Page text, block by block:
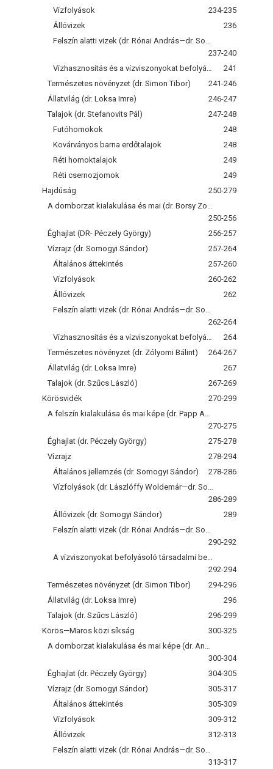
Vízfolyások
234-235
Állóvizek
236
237-240
241
Természetes növényzet (dr. Simon Tibor)
241-246
Állatvilág (dr. Loksa Imre)
246-247
Talajok (dr. Stefanovits Pál)
247-248
Futóhomokok
248
Kovárványos barna erdőtalajok
248
Réti homoktalajok
249
Réti csernozjomok
249
Hajdúság
250-279
250-256
Éghajlat (DR- Péczely György)
256-257
Vízrajz (dr. Somogyi Sándor)
257-264
Általános áttekintés
257-260
Vízfolyások
260-262
Állóvizek
262
262-264
264
Természetes növényzet (dr. Zólyomi Bálint)
264-267
Állatvilág (dr. Loksa Imre)
267
Talajok (dr. Szűcs László)
267-269
Körösvidék
270-299
270-275
Éghajlat (dr. Péczely György)
275-278
Vízrajz
278-294
Általános jellemzés (dr. Somogyi Sándor)
278-286
286-289
Állóvizek (dr. Somogyi Sándor)
289
290-292
292-294
Természetes növényzet (dr. Simon Tibor)
294-296
Állatvilág (dr. Loksa Imre)
296
Talajok (dr. Szűcs László)
296-299
Körös—Maros közi síkság
300-325
300-304
Éghajlat (dr. Péczely György)
304-305
Vízrajz (dr. Somogyi Sándor)
305-317
Általános áttekintés
305-309
Vízfolyások
309-312
Állóvizek
312-313
313-317